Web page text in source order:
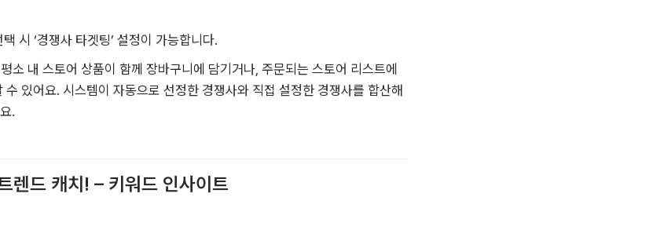
시 ‘경쟁사 타겟팅’ 설정이 가능합니다.
소 내 스토어 상품이 함께 장바구니에 담기거나, 주문되는 스토어 리스트에
있어요. 시스템이 자동으로 선정한 경쟁사와 직접 설정한 경쟁사를 합산해
.
렌드 캐치! – 키워드 인사이트